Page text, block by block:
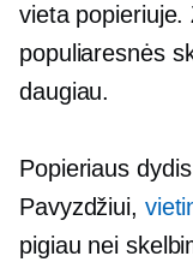
vieta popieriuje.
populiaresnės
daugiau.
Popieriaus
Pavyzdžiui,
pigiau nei